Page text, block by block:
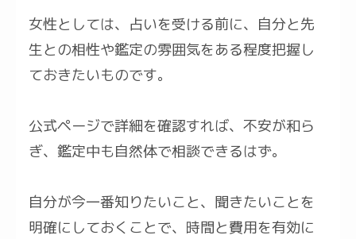
女性としては、占いを受ける前に、自分と先
生との相性や鑑定の雰囲気をある程度把握し
ておきたいものです。
公式ページで詳細を確認すれば、不安が和ら
ぎ、鑑定中も自然体で相談できるはず。
自分が今一番知りたいこと、聞きたいことを
明確にしておくことで、時間と費用を有効に